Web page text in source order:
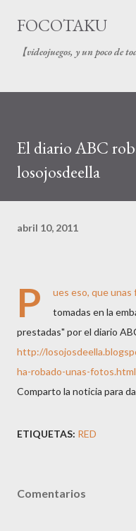
Ir al
FOCOTAKU
【videojuegos, y un poco de
El diario ABC
losojosdeella
abril 10, 2011
P
ues eso, que
tomadas en la
prestadas" por el diario
http://
ha-robado-unas-fotos.html
Comparto la noticia para
ETIQUETAS: RED
Comentarios